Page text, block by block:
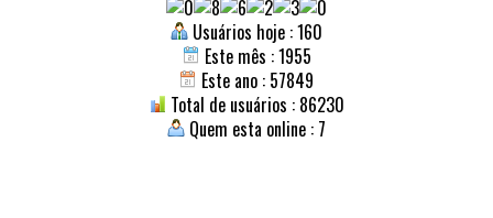
Usuários hoje : 160
Este mês : 1955
Este ano : 57849
Total de usuários : 86230
Quem esta online : 7